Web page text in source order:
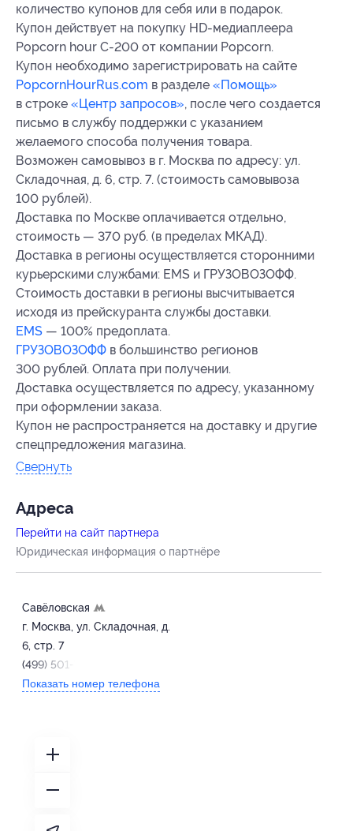
количество купонов для себя или в подарок.
Купон действует на покупку HD-медиаплеера
Popcorn hour C-200 от компании Popcorn.
Купон необходимо зарегистрировать на сайте
PopcornHourRus.com в разделе «Помощь»
в строке «Центр запросов», после чего создается
письмо в службу поддержки с указанием
желаемого способа получения товара.
Возможен самовывоз в г. Москва по адресу: ул.
Складочная, д. 6, стр. 7. (стоимость самовывоза
100 рублей).
Доставка по Москве оплачивается отдельно,
стоимость — 370 руб. (в пределах МКАД).
Доставка в регионы осуществляется сторонними
курьерскими службами: EMS и ГРУЗОВОЗОФФ.
Стоимость доставки в регионы высчитывается
исходя из прейскуранта службы доставки.
EMS — 100% предоплата.
ГРУЗОВОЗОФФ в большинство регионов
300 рублей. Оплата при получении.
Доставка осуществляется по адресу, указанному
при оформлении заказа.
Купон не распространяется на доставку и другие
спецпредложения магазина.
Свернуть
Адресa
Перейти на сайт партнера
Юридическая информация о партнёре
Савёловская
г. Москва, ул. Складочная, д.
6, стр. 7
(499) 501-77-30
Показать номер телефона